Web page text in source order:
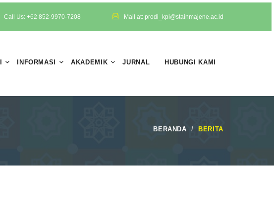
Call Us: +62 852-9970-7208 Mail at: prodi_kpi@stainmajene.ac.id
INFORMASI AKADEMIK JURNAL HUBUNGI KAMI
BERANDA BERITA